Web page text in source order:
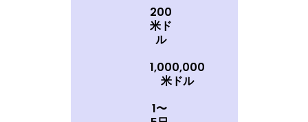
200
米ド
ル
1,000,000
米ドル
1〜